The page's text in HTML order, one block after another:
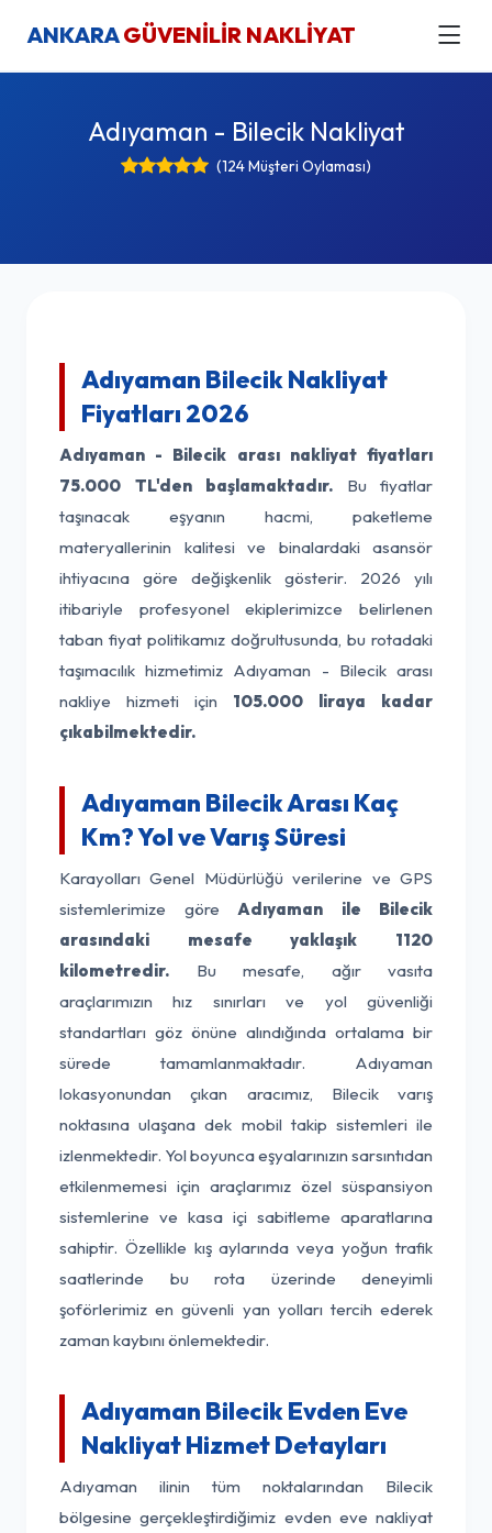
ANKARAGÜVENİLİR NAKLİYAT
Adıyaman - Bilecik Nakliyat
(124 Müşteri Oylaması)
Adıyaman Bilecik Nakliyat
Fiyatları 2026
Adıyaman - Bilecik arası nakliyat fiyatları
75.000 TL'den başlamaktadır. Bu fiyatlar
taşınacak eşyanın hacmi, paketleme
materyallerinin kalitesi ve binalardaki asansör
ihtiyacına göre değişkenlik gösterir. 2026 yılı
itibariyle profesyonel ekiplerimizce belirlenen
taban fiyat politikamız doğrultusunda, bu rotadaki
taşımacılık hizmetimiz Adıyaman - Bilecik arası
nakliye hizmeti için 105.000 liraya kadar
çıkabilmektedir.
Adıyaman Bilecik Arası Kaç
Km? Yol ve Varış Süresi
Karayolları Genel Müdürlüğü verilerine ve GPS
sistemlerimize göre Adıyaman ile Bilecik
arasındaki mesafe yaklaşık 1120
kilometredir. Bu mesafe, ağır vasıta
araçlarımızın hız sınırları ve yol güvenliği
standartları göz önüne alındığında ortalama bir
sürede tamamlanmaktadır. Adıyaman
lokasyonundan çıkan aracımız, Bilecik varış
noktasına ulaşana dek mobil takip sistemleri ile
izlenmektedir. Yol boyunca eşyalarınızın sarsıntıdan
etkilenmemesi için araçlarımız özel süspansiyon
sistemlerine ve kasa içi sabitleme aparatlarına
sahiptir. Özellikle kış aylarında veya yoğun trafik
saatlerinde bu rota üzerinde deneyimli
şoförlerimiz en güvenli yan yolları tercih ederek
zaman kaybını önlemektedir.
Adıyaman Bilecik Evden Eve
Nakliyat Hizmet Detayları
Adıyaman ilinin tüm noktalarından Bilecik
bölgesine gerçekleştirdiğimiz evden eve nakliyat